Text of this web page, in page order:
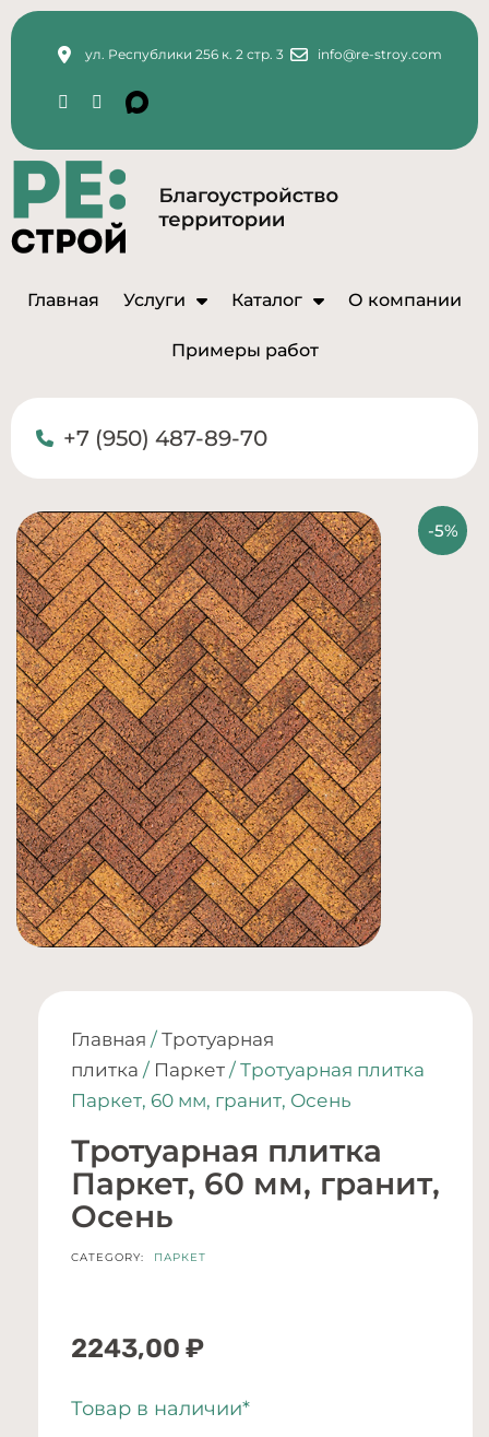
ул. Республики 256 к. 2 стр. 3 info@re-stroy.com
Главная Услуги Каталог О компании
Примеры работ
+7 (950) 487-89-70
Главная / Тротуарная
плитка / Паркет / Тротуарная плитка
Паркет, 60 мм, гранит, Осень
Тротуарная плитка
Паркет, 60 мм, гранит,
Осень
CATEGORY: ПАРКЕТ
2243,00 ₽
Товар в наличии*